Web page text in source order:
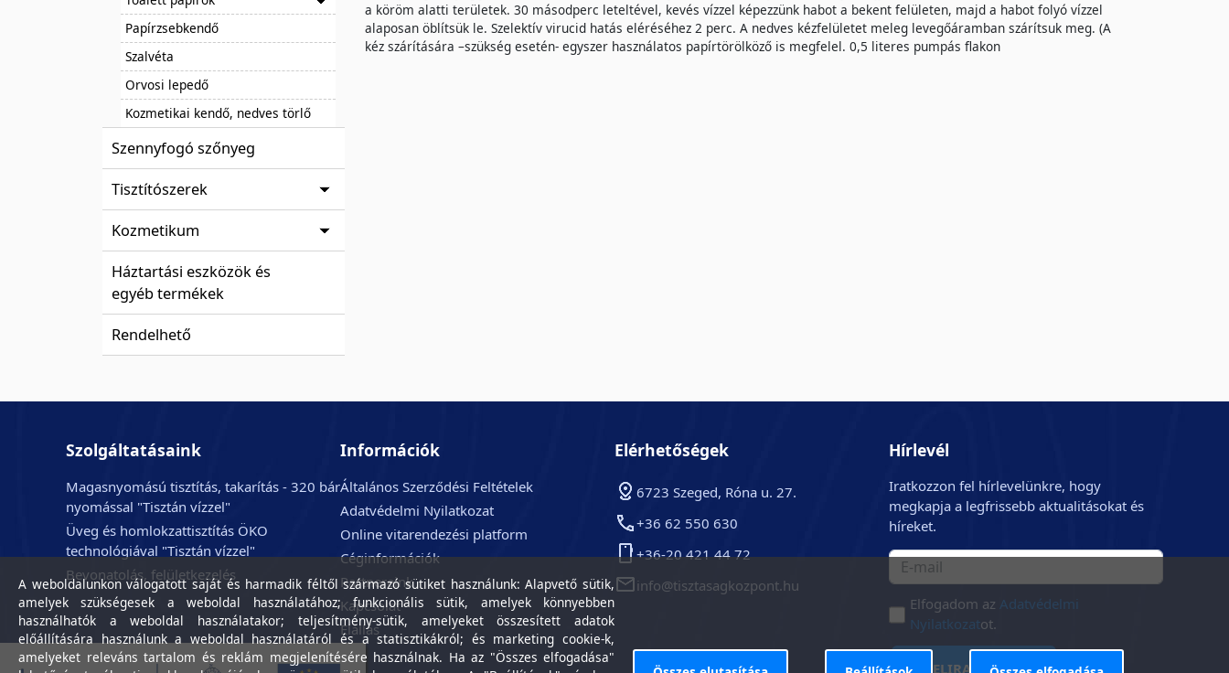
Papírzsebkendő
Szalvéta
Orvosi lepedő
Kozmetikai kendő, nedves törlő
Szennyfogó szőnyeg
Tisztítószerek
Kozmetikum
Háztartási eszközök és
egyéb termékek
Rendelhető
a köröm alatti területek. 30 másodperc leteltével, kevés vízzel képezzünk habot a bekent felületen, majd a habot folyó vízzel
alaposan öblítsük le. Szelektív virucid hatás eléréséhez 2 perc. A nedves kézfelületet meleg levegőáramban szárítsuk meg. (A
kéz szárítására –szükség esetén- egyszer használatos papírtörölköző is megfelel. 0,5 literes pumpás flakon
Szolgáltatásaink
Magasnyomású tisztítás, takarítás - 320 bár
nyomással "Tisztán vízzel"
Üveg és homlokzattisztítás ÖKO
technológiával "Tisztán vízzel"
Bevonatolás, felületkezelés
Információk
Általános Szerződési Feltételek
Adatvédelmi Nyilatkozat
Online vitarendezési platform
Céginformációk
Partnereink
Kapcsolat
Elállás
Elérhetőségek
6723 Szeged, Róna u. 27.
+36 62 550 630
+36-20 421 44 72
info@tisztasagkozpont.hu
Hírlevél
Iratkozzon fel hírlevelünkre, hogy
megkapja a legfrissebb aktualitásokat és
híreket.
Elfogadom az Adatvédelmi
Nyilatkozatot.
FELIRATKOZÁS
A weboldalunkon válogatott saját és harmadik féltől származó sütiket használunk: Alapvető sütik,
amelyek szükségesek a weboldal használatához; funkcionális sütik, amelyek könnyebben
használhatók a weboldal használatakor; teljesítmény-sütik, amelyeket összesített adatok
előállítására használunk a weboldal használatáról és a statisztikákról; és marketing cookie-k,
amelyeket releváns tartalom és reklám megjelenítésére használnak. Ha az "Összes elfogadása"